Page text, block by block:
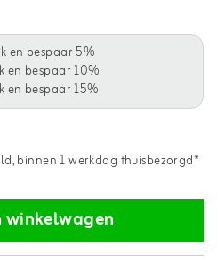
en bespaar 5%
en bespaar 10%
en bespaar 15%
binnen 1 werkdag thuisbezorgd*
winkelwagen